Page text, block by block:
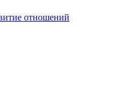
отношений